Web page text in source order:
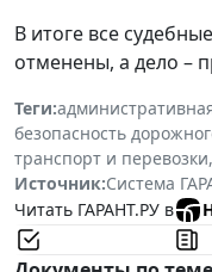
В итоге все
отменены, а дело –
Теги:
безопасность
транспорт и перевозки,
Источник:Система
Читать ГАРАНТ.РУ в